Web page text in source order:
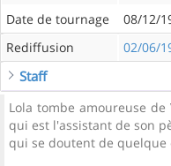
Date de tournage
08/12/
Rediffusion
02/06/
Staff
Lola tombe amoureuse
qui est l'assistant de son
qui se doutent de quelque